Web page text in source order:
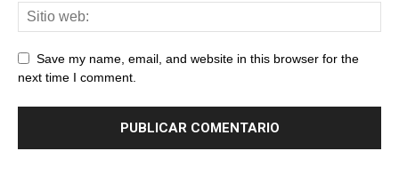
Save my name, email, and website in this browser for the
next time I comment.